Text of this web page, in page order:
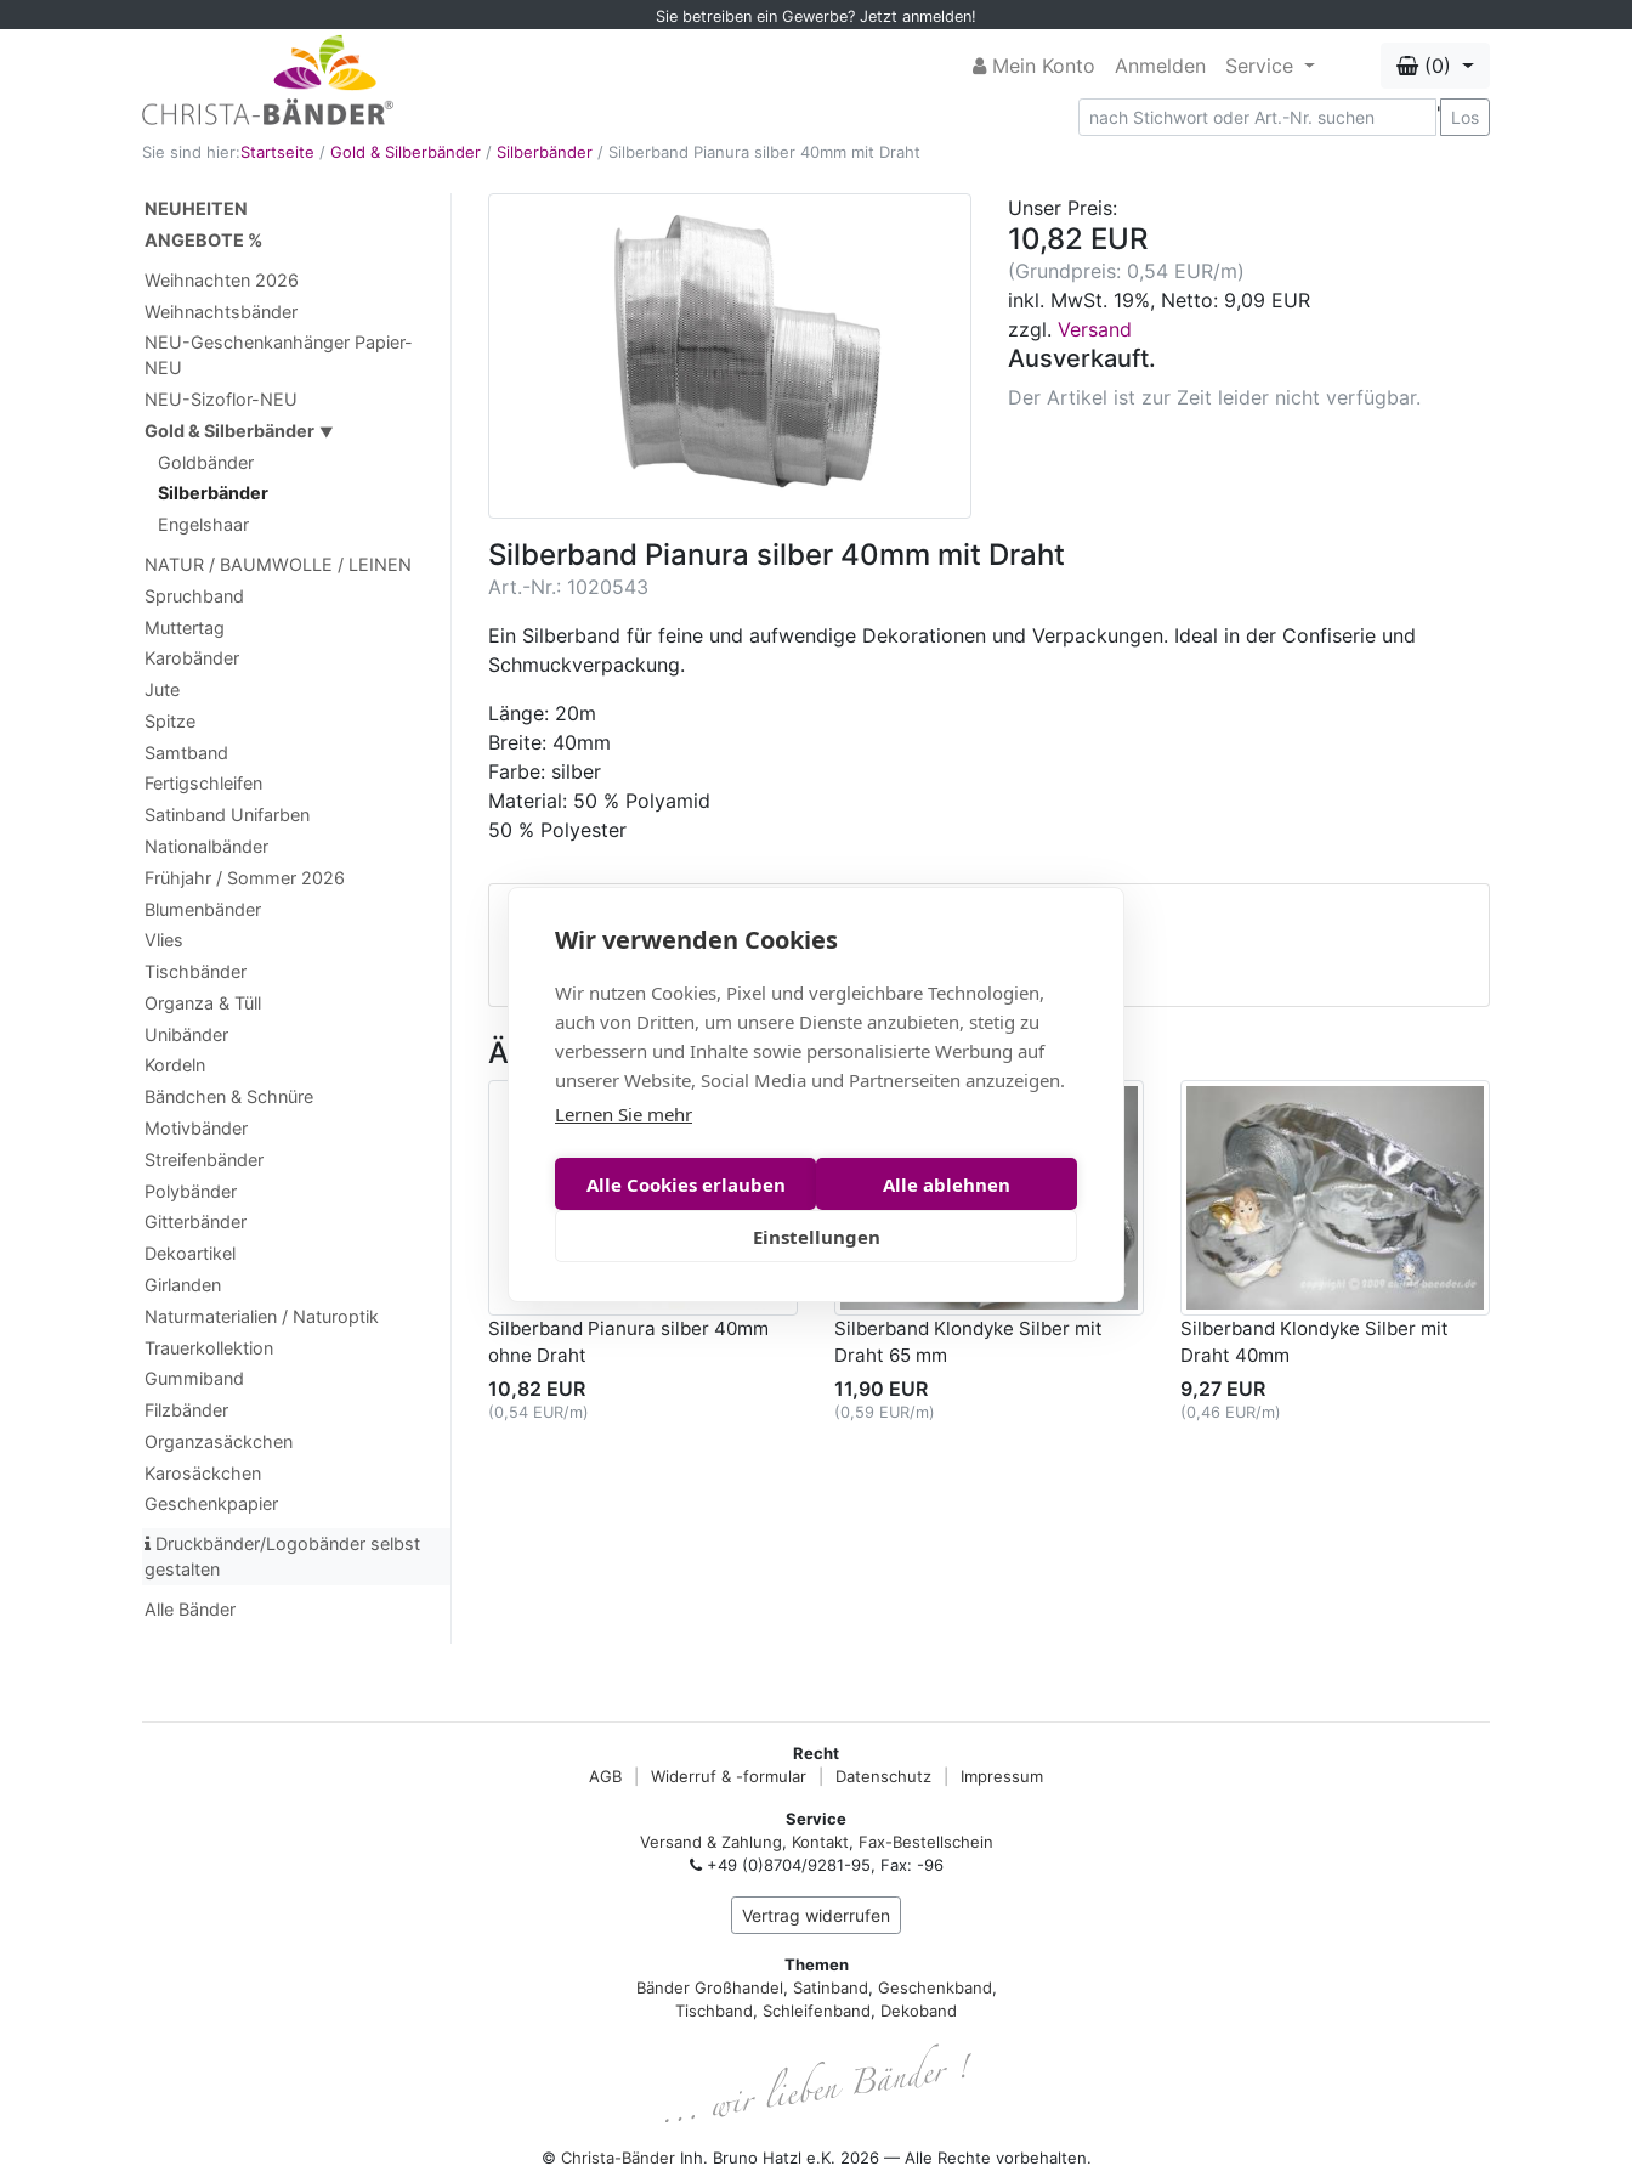
Sie betreiben ein Gewerbe? Jetzt anmelden!
Mein Konto Anmelden Service
(0)
' Los
Sie sind hier:Startseite / Gold & Silberbänder / Silberbänder / Silberband Pianura silber 40mm mit Draht
NEUHEITEN
ANGEBOTE %
Weihnachten 2026
Weihnachtsbänder
NEU-Geschenkanhänger Papier-
NEU
NEU-Sizoflor-NEU
Gold & Silberbänder ▼
Goldbänder
Silberbänder
Engelshaar
NATUR / BAUMWOLLE / LEINEN
Spruchband
Muttertag
Karobänder
Jute
Spitze
Samtband
Fertigschleifen
Satinband Unifarben
Nationalbänder
Frühjahr / Sommer 2026
Blumenbänder
Vlies
Tischbänder
Organza & Tüll
Unibänder
Kordeln
Bändchen & Schnüre
Motivbänder
Streifenbänder
Polybänder
Gitterbänder
Dekoartikel
Girlanden
Naturmaterialien / Naturoptik
Trauerkollektion
Gummiband
Filzbänder
Organzasäckchen
Karosäckchen
Geschenkpapier
Druckbänder/Logobänder selbst
gestalten
Alle Bänder
Unser Preis:
10,82 EUR
(Grundpreis: 0,54 EUR/m)
inkl. MwSt. 19%, Netto: 9,09 EUR
zzgl. Versand
Ausverkauft.
Der Artikel ist zur Zeit leider nicht verfügbar.
Silberband Pianura silber 40mm mit Draht
Art.-Nr.: 1020543
Ein Silberband für feine und aufwendige Dekorationen und Verpackungen. Ideal in der Confiserie und
Schmuckverpackung.
Länge: 20m
Breite: 40mm
Farbe: silber
Material: 50 % Polyamid
50 % Polyester
Informationen zur Produktsicherheit
Ähnliche Artikel
Silberband Pianura silber 40mm
ohne Draht
10,82 EUR
(0,54 EUR/m)
Silberband Klondyke Silber mit
Draht 65 mm
11,90 EUR
(0,59 EUR/m)
Silberband Klondyke Silber mit
Draht 40mm
9,27 EUR
(0,46 EUR/m)
Recht
AGB
Widerruf & -formular Datenschutz Impressum
Service
Versand & Zahlung, Kontakt, Fax-Bestellschein
+49 (0)8704/9281-95, Fax: -96
Vertrag widerrufen
Themen
Bänder Großhandel, Satinband, Geschenkband,
Tischband, Schleifenband, Dekoband
© Christa-BänderInh. Bruno Hatzl e.K. 2026 — Alle Rechte vorbehalten.
Wir verwenden Cookies
Wir nutzen Cookies, Pixel und vergleichbare Technologien,
auch von Dritten, um unsere Dienste anzubieten, stetig zu
verbessern und Inhalte sowie personalisierte Werbung auf
unserer Website, Social Media und Partnerseiten anzuzeigen.
Lernen Sie mehr
Alle Cookies erlauben Alle ablehnen
Einstellungen